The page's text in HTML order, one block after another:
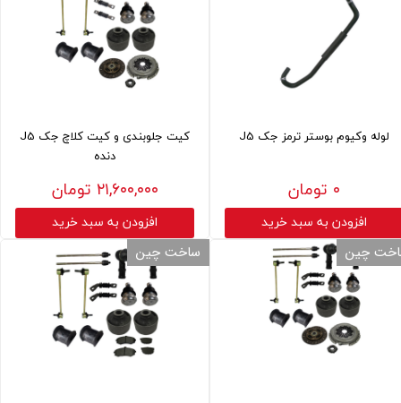
لوله وکیوم بوستر ترمز جک J5
۰ تومان
افزودن به سبد خرید
کیت جلوبندی و کیت کلاچ جک J5
دنده
۲۱,۶۰۰,۰۰۰ تومان
افزودن به سبد خرید
چین ساخت چین